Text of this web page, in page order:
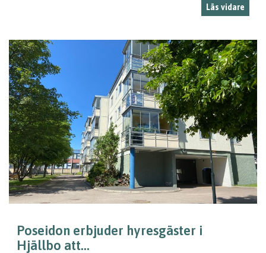
Läs vidare
Poseidon erbjuder hyresgäster i
Hjällbo att...